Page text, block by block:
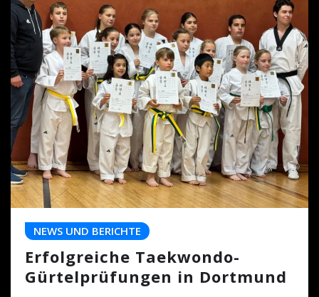
NEWS UND BERICHTE
Erfolgreiche Taekwondo-
Gürtelprüfungen in Dortmund